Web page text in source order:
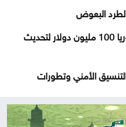
البنك الدولي يمنح سوريا 100 مليون دولار لتحديث
الأمني وتطورات
فتح مضيق هرمز خلال